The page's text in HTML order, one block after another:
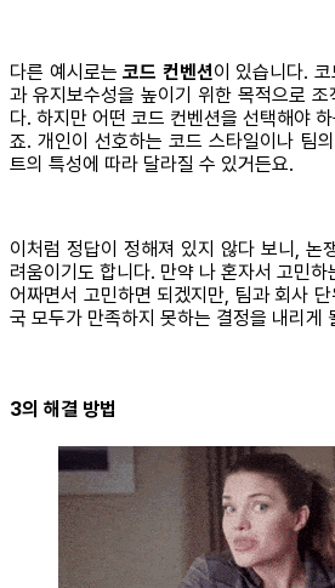
다른 예시로는 코드 컨벤션이 있습니다.
과 유지보수성을 높이기 위한 목적으로
다. 하지만 어떤 코드 컨벤션을 선택해야
죠. 개인이 선호하는 코드 스타일이나 팀
트의 특성에 따라 달라질 수 있거든요.
이처럼 정답이 정해져 있지 않다 보니, 논
려움이기도 합니다. 만약 나 혼자서 고민
어짜면서 고민하면 되겠지만, 팀과 회사
국 모두가 만족하지 못하는 결정을 내리게
3의 해결 방법